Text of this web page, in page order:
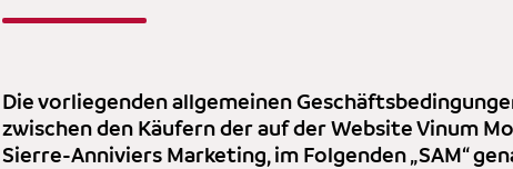
Die vorliegenden allgemeinen
zwischen den Käufern der auf der Website Vinum
Sierre-Anniviers Marketing, im Folgenden „SAM“